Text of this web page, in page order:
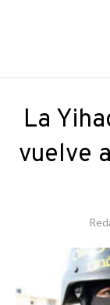
contentLa
vuelve